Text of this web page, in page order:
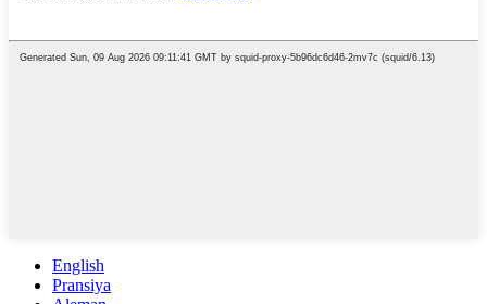
English
Pransiya